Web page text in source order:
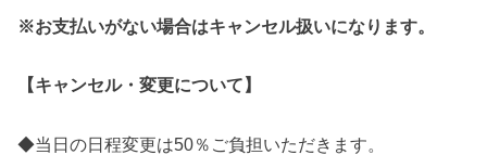
※お支払いがない場合はキャンセル扱いになります。
【キャンセル・変更について】
◆当日の日程変更は50％ご負担いただきます。